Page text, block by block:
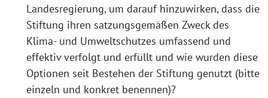
Landesregierung, um darauf hinzuwirken, dass die
Stiftung ihren satzungsgemäßen Zweck des
Klima- und Umweltschutzes umfassend und
effektiv verfolgt und erfüllt und wie wurden diese
Optionen seit Bestehen der Stiftung genutzt (bitte
einzeln und konkret benennen)?